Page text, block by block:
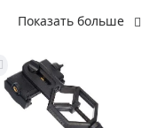
Показать больше